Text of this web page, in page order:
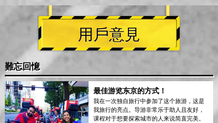
用戶意見
難忘回憶
最佳游览东京的方式！
我在一次独自旅行中参加了这个旅游，这是
我旅行的亮点。导游非常乐于助人且友好，
课程对于想要探索城市的人来说简直完美。